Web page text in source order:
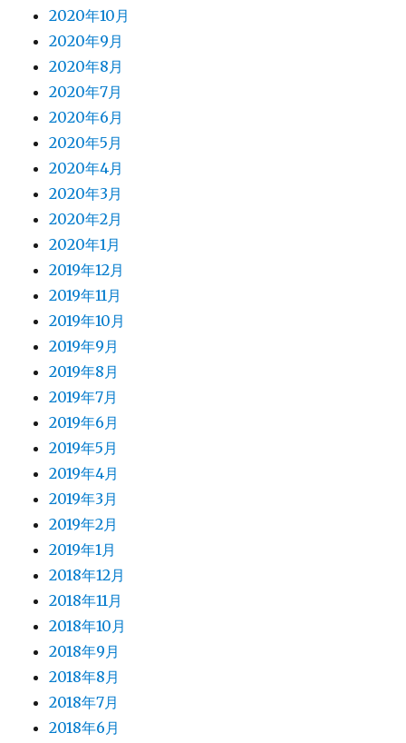
2020年10月
2020年9月
2020年8月
2020年7月
2020年6月
2020年5月
2020年4月
2020年3月
2020年2月
2020年1月
2019年12月
2019年11月
2019年10月
2019年9月
2019年8月
2019年7月
2019年6月
2019年5月
2019年4月
2019年3月
2019年2月
2019年1月
2018年12月
2018年11月
2018年10月
2018年9月
2018年8月
2018年7月
2018年6月